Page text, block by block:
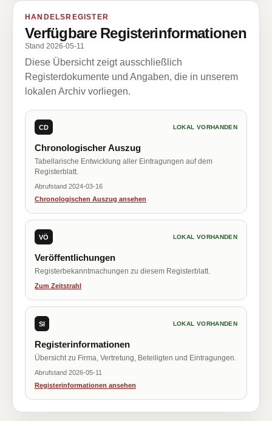
HANDELSREGISTER
Verfügbare Registerinformationen
Stand 2026-05-11
Diese Übersicht zeigt ausschließlich
Registerdokumente und Angaben, die in unserem
lokalen Archiv vorliegen.
CD LOKAL VORHANDEN
Chronologischer Auszug
Tabellarische Entwicklung aller Eintragungen auf dem
Registerblatt.
Abrufstand 2024-03-16
Chronologischen Auszug ansehen
VÖ LOKAL VORHANDEN
Veröffentlichungen
Registerbekanntmachungen zu diesem Registerblatt.
Zum Zeitstrahl
SI LOKAL VORHANDEN
Registerinformationen
Übersicht zu Firma, Vertretung, Beteiligten und Eintragungen.
Abrufstand 2026-05-11
Registerinformationen ansehen